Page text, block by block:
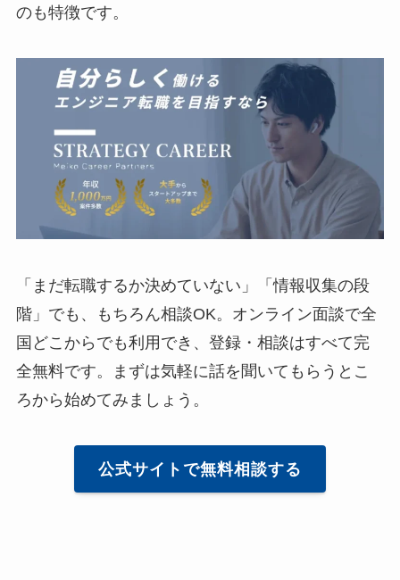
のも特徴です。
「まだ転職するか決めていない」「情報収集の段
階」でも、もちろん相談OK。オンライン面談で全
国どこからでも利用でき、登録・相談はすべて完
全無料です。まずは気軽に話を聞いてもらうとこ
ろから始めてみましょう。
公式サイトで無料相談する